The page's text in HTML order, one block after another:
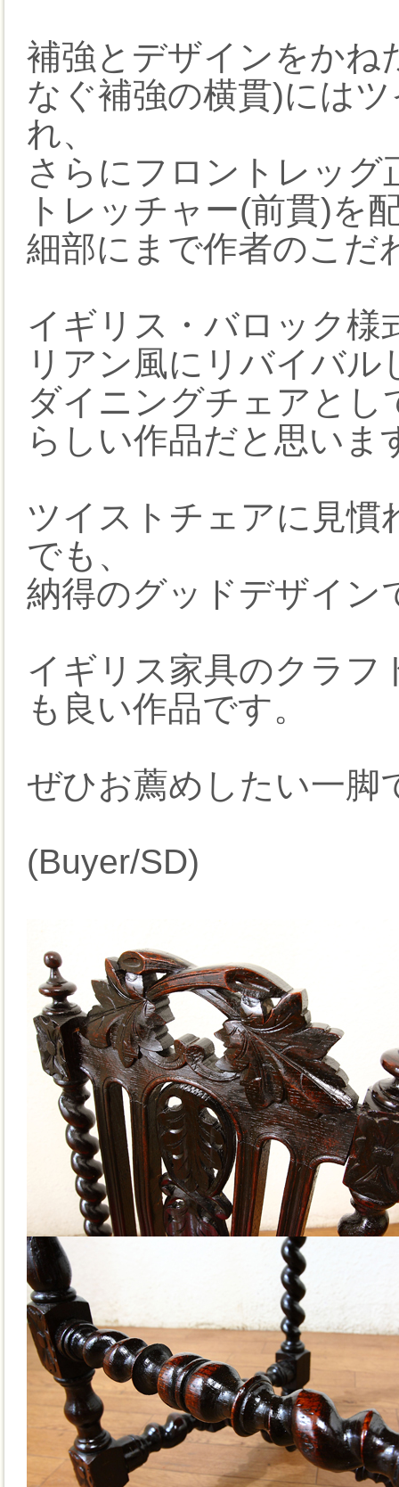
補強とデザインをかね
なぐ補強の横貫)には
れ、
さらにフロントレッ
トレッチャー(前貫)を
細部にまで作者のこだ
イギリス・バロック様
リアン風にリバイバル
ダイニングチェアとし
らしい作品だと思いま
ツイストチェアに見慣
でも、
納得のグッドデザイン
イギリス家具のクラフ
も良い作品です。
ぜひお薦めしたい一脚
(Buyer/SD)